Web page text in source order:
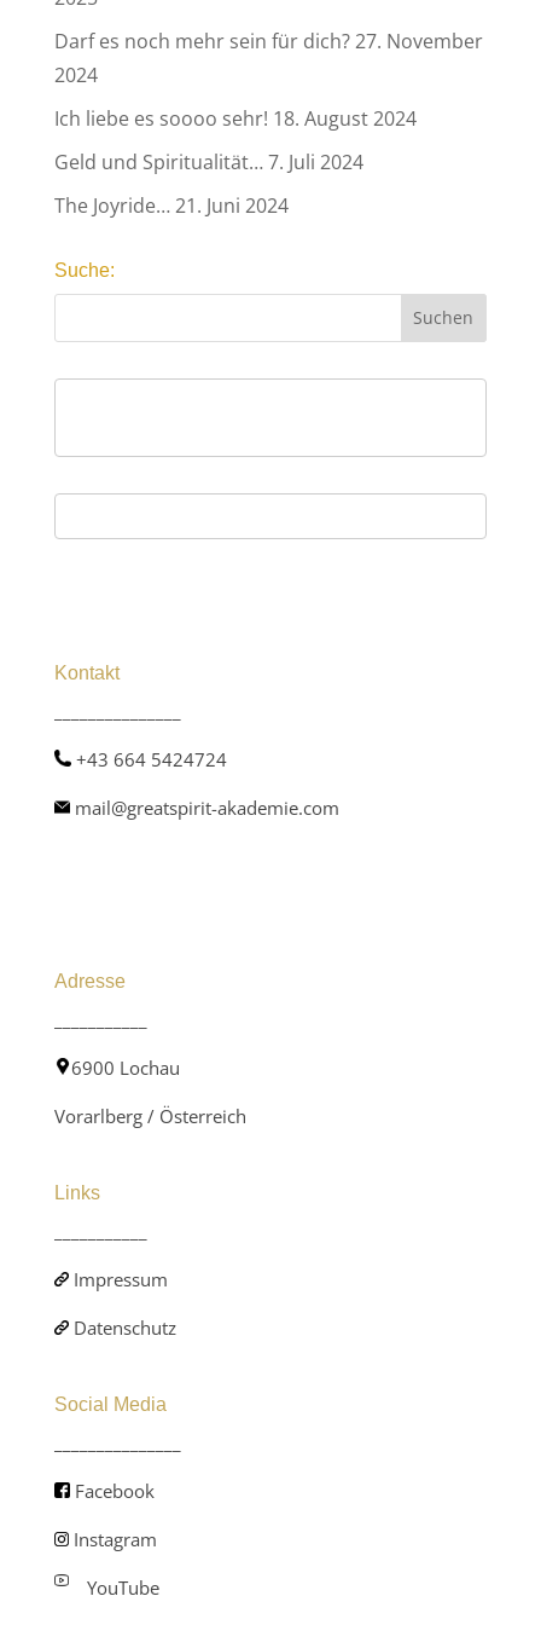
Darf es noch mehr sein für dich?27. November
2024
Ich liebe es soooo sehr! 18. August 2024
Geld und Spiritualität…7. Juli 2024
The Joyride…21. Juni 2024
Suche:
Kontakt
+43 664 5424724
mail@greatspirit-akademie.com
Adresse
6900 Lochau
Vorarlberg / Österreich
Links
Impressum
Datenschutz
Social Media
Facebook
Instagram
YouTube